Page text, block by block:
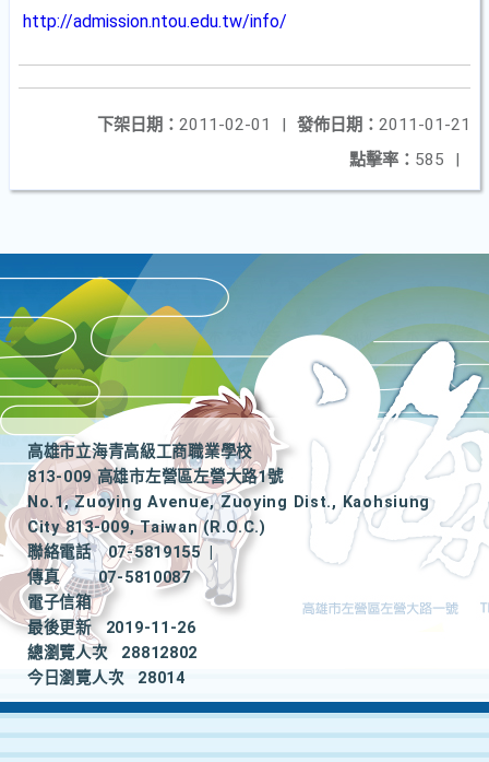
http://admission.ntou.edu.tw/info/
發佈日期： 2011-01-21
下架日期： 2011-02-01
|
點擊率： 585 |
高雄市立海青高級工商職業學校
813-009 高雄市左營區左營大路1號
No.1, Zuoying Avenue, Zuoying Dist., Kaohsiung
City 813-009, Taiwan (R.O.C.)
聯絡電話
07-5819155
|
傳真
07-5810087
電子信箱
最後更新
2019-11-26
總瀏覽人次
28812802
今日瀏覽人次
28014